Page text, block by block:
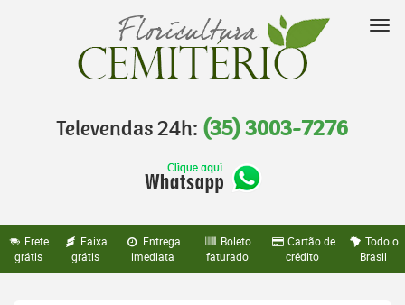
Televendas 24h: (35) 3003-7276
Frete
grátis
Faixa
grátis
Entrega
imediata
Boleto
faturado
Cartão de
crédito
Todo o
Brasil